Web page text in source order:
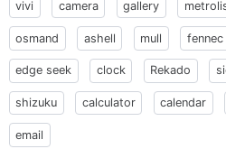
vivi camera gallery
osmand ashell mull fennec
edge seek clock Rekado
shizuku calculator calendar
email